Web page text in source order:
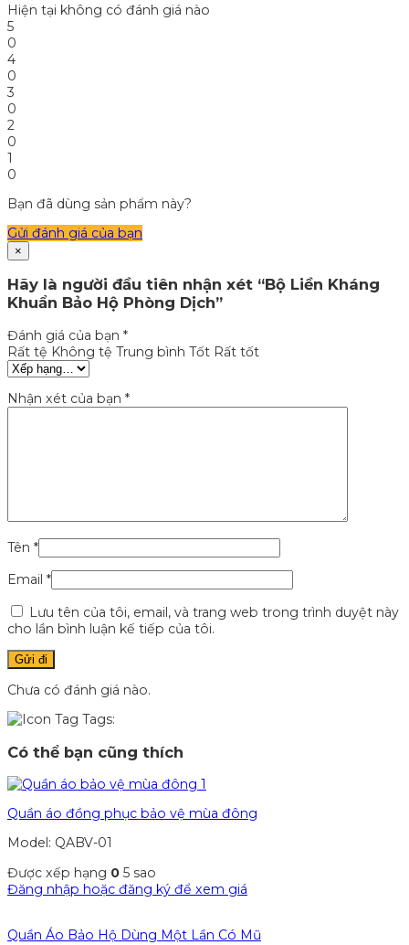
Hiện tại không có đánh giá nào
5
0
4
0
3
0
2
0
1
0
Bạn đã dùng sản phẩm này?
Gửi đánh giá của bạn
×
Hãy là người đầu tiên nhận xét “Bộ Liền Kháng
Khuẩn Bảo Hộ Phòng Dịch”
Đánh giá của bạn *
Rất tệ Không tệ Trung bình Tốt Rất tốt
Nhận xét của bạn *
Tên *
Email *
Lưu tên của tôi, email, và trang web trong trình duyệt này
cho lần bình luận kế tiếp của tôi.
Chưa có đánh giá nào.
Tags:
Có thể bạn cũng thích
Quần áo đồng phục bảo vệ mùa đông
Model: QABV-01
Được xếp hạng 0 5 sao
Đăng nhập hoặc đăng ký để xem giá
Quần Áo Bảo Hộ Dùng Một Lần Có Mũ